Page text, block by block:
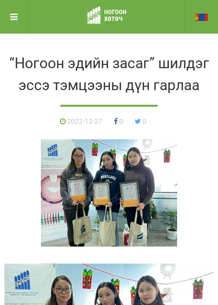
НОГООН
ХӨТӨЧ
“Ногоон эдийн засаг” шилдэг
эссэ тэмцээны дүн гарлаа
2022-12-27 0 0